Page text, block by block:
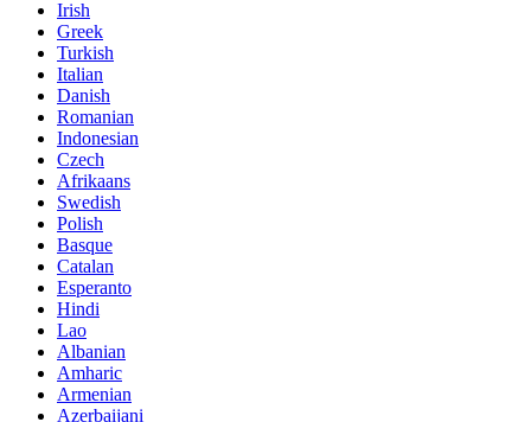
Irish
Greek
Turkish
Italian
Danish
Romanian
Indonesian
Czech
Afrikaans
Swedish
Polish
Basque
Catalan
Esperanto
Hindi
Lao
Albanian
Amharic
Armenian
Azerbaijani